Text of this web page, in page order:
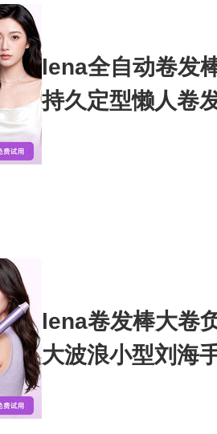
lena全自动卷发
持久定型懒人卷
lena卷发棒大卷
大波浪小型刘海